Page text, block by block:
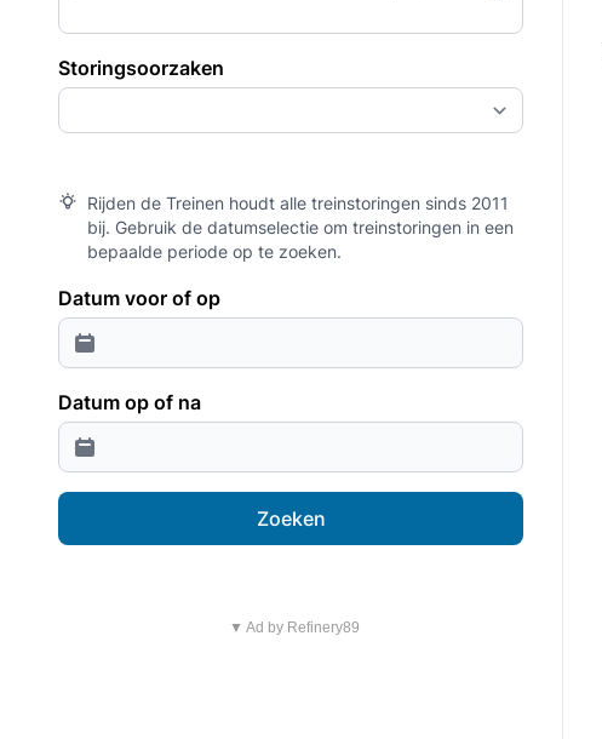
Storingsoorzaken
Rijden de Treinen houdt alle treinstoringen sinds 2011
bij. Gebruik de datumselectie om treinstoringen in een
bepaalde periode op te zoeken.
Datum voor of op
Datum op of na
Zoeken
▼ Ad by Refinery89